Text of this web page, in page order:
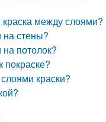
между слоями?
на стены?
на потолок?
покраске?
краски?